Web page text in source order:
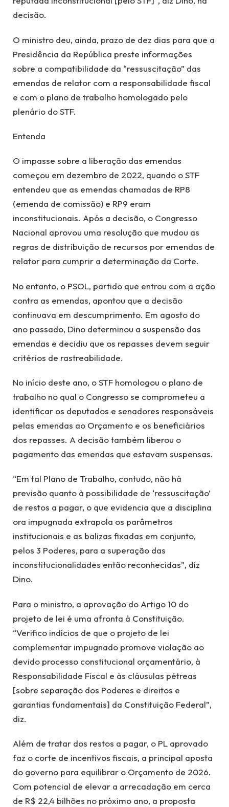
decisão.
O ministro deu, ainda, prazo de dez dias para que a
Presidência da República preste informações
sobre a compatibilidade da “ressuscitação” das
emendas de relator com a responsabilidade fiscal
e com o plano de trabalho homologado pelo
plenário do STF.
Entenda
O impasse sobre a liberação das emendas
começou em dezembro de 2022, quando o STF
entendeu que as emendas chamadas de RP8
(emenda de comissão) e RP9 eram
inconstitucionais. Após a decisão, o Congresso
Nacional aprovou uma resolução que mudou as
regras de distribuição de recursos por emendas de
relator para cumprir a determinação da Corte.
No entanto, o PSOL, partido que entrou com a ação
contra as emendas, apontou que a decisão
continuava em descumprimento. Em agosto do
ano passado, Dino determinou a suspensão das
emendas e decidiu que os repasses devem seguir
critérios de rastreabilidade.
No início deste ano, o STF homologou o plano de
trabalho no qual o Congresso se comprometeu a
identificar os deputados e senadores responsáveis
pelas emendas ao Orçamento e os beneficiários
dos repasses. A decisão também liberou o
pagamento das emendas que estavam suspensas.
“Em tal Plano de Trabalho, contudo, não há
previsão quanto à possibilidade de ‘ressuscitação’
de restos a pagar, o que evidencia que a disciplina
ora impugnada extrapola os parâmetros
institucionais e as balizas fixadas em conjunto,
pelos 3 Poderes, para a superação das
inconstitucionalidades então reconhecidas”, diz
Dino.
Para o ministro, a aprovação do Artigo 10 do
projeto de lei é uma afronta à Constituição.
“Verifico indícios de que o projeto de lei
complementar impugnado promove violação ao
devido processo constitucional orçamentário, à
Responsabilidade Fiscal e às cláusulas pétreas
[sobre separação dos Poderes e direitos e
garantias fundamentais] da Constituição Federal”,
diz.
Além de tratar dos restos a pagar, o PL aprovado
faz o corte de incentivos fiscais, a principal aposta
do governo para equilibrar o Orçamento de 2026.
Com potencial de elevar a arrecadação em cerca
de R$ 22,4 bilhões no próximo ano, a proposta